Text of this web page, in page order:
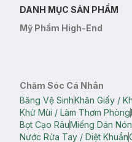
DANH MỤC SẢN PHẨM
Mỹ Phẩm High-End
Chăm Sóc Cá Nhân
Băng Vệ SinhKhăn Giấy /
Khử Mùi / Làm Thơm Phòng
Bọt Cạo RâuMiếng Dán
Nước Rửa Tay / Diệt Khuẩn